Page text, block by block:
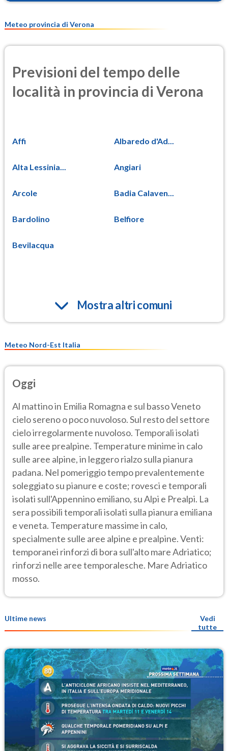
Meteo provincia di Verona
Previsioni del tempo delle
località in provincia di Verona
Affi Albaredo d'Ad...
Alta Lessinia... Angiari
Arcole Badia Calaven...
Bardolino Belfiore
Bevilacqua
Mostra altri comuni
Meteo Nord-Est Italia
Oggi
Al mattino in Emilia Romagna e sul basso Veneto
cielo sereno o poco nuvoloso. Sul resto del settore
cielo irregolarmente nuvoloso. Temporali isolati
sulle aree prealpine. Temperature minime in calo
sulle aree alpine, in leggero rialzo sulla pianura
padana. Nel pomeriggio tempo prevalentemente
soleggiato su pianure e coste; rovesci e temporali
isolati sull'Appennino emiliano, su Alpi e Prealpi. La
sera possibili temporali isolati sulla pianura emiliana
e veneta. Temperature massime in calo,
specialmente sulle aree alpine e prealpine. Venti:
temporanei rinforzi di bora sull'alto mare Adriatico;
rinforzi nelle aree temporalesche. Mare Adriatico
mosso.
Ultime news
Vedi
tutte